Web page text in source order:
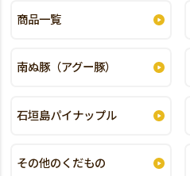
商品一覧
南ぬ豚（アグー豚）
石垣島パイナップル
その他のくだもの